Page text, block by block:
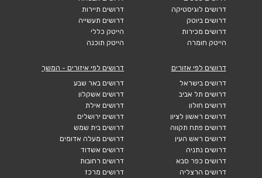
דרושים לוגיסטיקה
דרושים ביוטק
דרושים מכירות
הייטק חומרה
דרושים תיירות
דרושים תעשייה
הייטק כללי
הייטק תוכנה
דרושים לפי אזורים
דרושים בישראל
דרושים תל אביב
דרושים חולון
דרושים ראשון לציון
דרושים פתח תקווה
דרושים ראש העין
דרושים נתניה
דרושים כפר סבא
דרושים הרצליה
דרושים לפי איזורים - המשך
דרושים באר שבע
דרושים אשקלון
דרושים אילת
דרושים ירושלים
דרושים בית שמש
דרושים מעלה אדומים
דרושים אשדוד
דרושים רחובות
דרושים מרכז